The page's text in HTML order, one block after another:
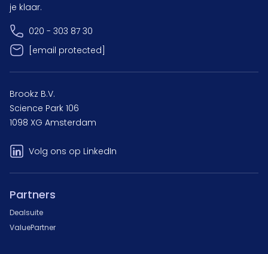
je klaar.
020 - 303 87 30
[email protected]
Brookz B.V.
Science Park 106
1098 XG Amsterdam
Volg ons op LinkedIn
Partners
Dealsuite
ValuePartner